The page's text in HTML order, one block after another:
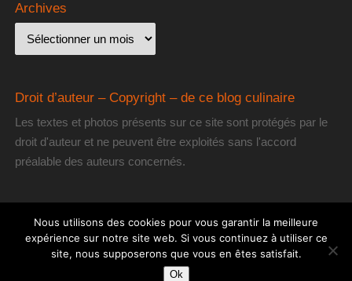
Archives
Droit d’auteur – Copyright – de ce blog culinaire
Les textes et photos présents sur ce site sont protégés par le
droit d'auteur et ne peuvent être exploités sans l'accord
préalable des auteurs concernés.
[les] Gourmantissimes| Fièrement propulsé par Mantra&WordPress.
Nous utilisons des cookies pour vous garantir la meilleure
expérience sur notre site web. Si vous continuez à utiliser ce
site, nous supposerons que vous en êtes satisfait.
Ok